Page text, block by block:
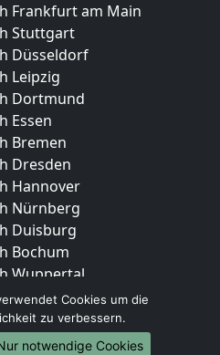
Frankfurt am Main
Stuttgart
Düsseldorf
Leipzig
Dortmund
Essen
Bremen
Dresden
Hannover
Nürnberg
Duisburg
Bochum
Wuppertal
Bielefeld
Bonn
Münster
Cookies um die
zu verbessern.
notwendige Cookies